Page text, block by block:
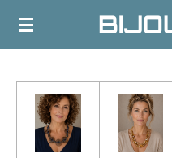
Ga
de
hoofdinhoud